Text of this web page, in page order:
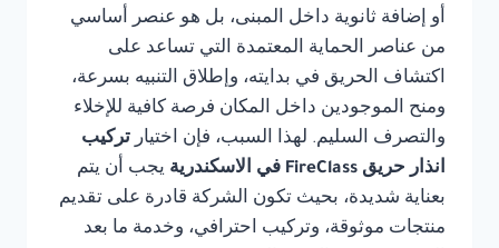
أو إضافة ثانوية داخل المبنى، بل هو عنصر أساسي
من عناصر الحماية المعتمدة التي تساعد على
اكتشاف الحريق في بدايته، وإطلاق التنبيه بسرعة،
ومنح الموجودين داخل المكان فرصة كافية للإخلاء
والتصرف السليم. لهذا السبب، فإن اختيار تركيب
انذار حريق FireClass في الاسكندرية
يجب أن يتم
بعناية شديدة، بحيث تكون الشركة قادرة على تقديم
منتجات موثوقة، وتركيب احترافي، وخدمة ما بعد